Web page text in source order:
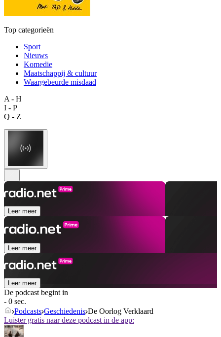
Top categorieën
Sport
Nieuws
Komedie
Maatschappij & cultuur
Waargebeurde misdaad
A - H
I - P
Q - Z
Leer meer
Leer meer
Leer meer
De podcast begint in
- 0 sec.
Podcasts Geschiedenis De Oorlog Verklaard
Luister gratis naar deze podcast in de app: